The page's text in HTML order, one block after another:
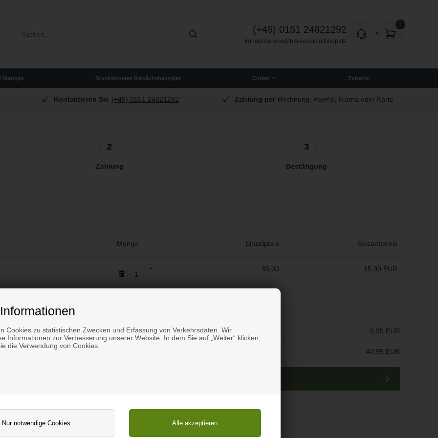
Cookies zu statistischen Zwecken und Erfassung von Verkehrsdaten. Wir
Informationen zur Verbesserung unserer Website. In dem Sie auf „Weiter“ klicken,
die Verwendung von Cookies.
(+49) 0151 24821292
kundenservice@hm-kunststoffshop.de
Stangen Bruchsicheres Gewächshausglas Corian Zubehör
Kontaktieren Sie (+49) 0151 24821292 Zahlung per Rechnung, PayPal, Klarna oder Karte
2
Zahlung
3
Bestätigung
Menge Einzelpreis Gesamtpreis
1
35,00 35,00 EUR
Versandkosten: 5,95 EUR
40,95 EUR